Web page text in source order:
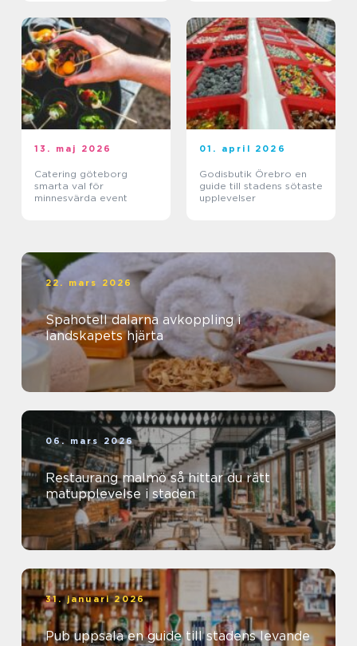
13. maj 2026
Catering göteborg
smarta val för
minnesvärda event
01. april 2026
Godisbutik Örebro en
guide till stadens sötaste
upplevelser
22. mars 2026
Spahotell dalarna avkoppling i
landskapets hjärta
06. mars 2026
Restaurang malmö så hittar du rätt
matupplevelse i staden
31. januari 2026
Pub uppsala en guide till stadens levande